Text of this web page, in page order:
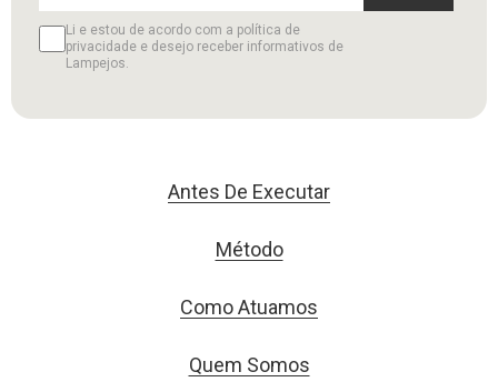
Li e estou de acordo com a política de
privacidade e desejo receber informativos de
Lampejos.
Antes De Executar
Método
Como Atuamos
Quem Somos